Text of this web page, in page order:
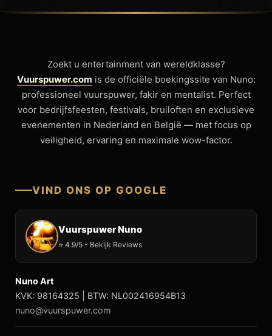
Zoekt u entertainment van wereldklasse?
Vuurspuwer.com is de officiële boekingssite van Nuno:
professioneel vuurspuwer, fakir en mentalist. Perfect
voor bedrijfsfeesten, festivals, bruiloften en exclusieve
evenementen in Nederland en België — met focus op
veiligheid, ervaring en maximale wow-factor.
VIND ONS OP GOOGLE
Vuurspuwer Nuno
⭐ 4.9/5 - Bekijk Reviews
Nuno Art
KVK: 98164325 | BTW: NL002416954B13
nuno@vuurspuwer.com